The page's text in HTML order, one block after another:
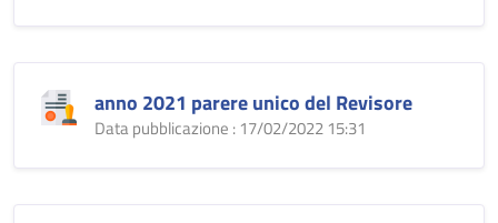
anno 2021 parere unico del Revisore
Data pubblicazione : 17/02/2022 15:31